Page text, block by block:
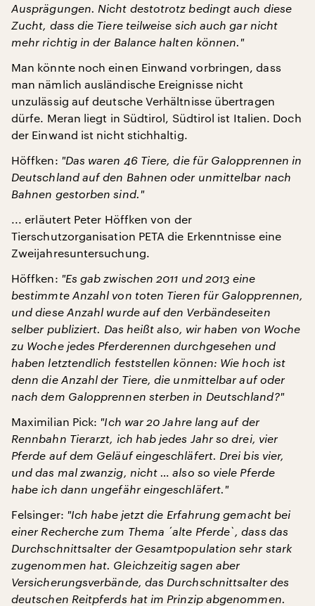
Ausprägungen. Nicht destotrotz bedingt auch diese
Zucht, dass die Tiere teilweise sich auch gar nicht
mehr richtig in der Balance halten können."
Man könnte noch einen Einwand vorbringen, dass
man nämlich ausländische Ereignisse nicht
unzulässig auf deutsche Verhältnisse übertragen
dürfe. Meran liegt in Südtirol, Südtirol ist Italien. Doch
der Einwand ist nicht stichhaltig.
Höffken: "Das waren 46 Tiere, die für Galopprennen in
Deutschland auf den Bahnen oder unmittelbar nach
Bahnen gestorben sind."
... erläutert Peter Höffken von der
Tierschutzorganisation PETA die Erkenntnisse eine
Zweijahresuntersuchung.
Höffken: "Es gab zwischen 2011 und 2013 eine
bestimmte Anzahl von toten Tieren für Galopprennen,
und diese Anzahl wurde auf den Verbändeseiten
selber publiziert. Das heißt also, wir haben von Woche
zu Woche jedes Pferderennen durchgesehen und
haben letztendlich feststellen können: Wie hoch ist
denn die Anzahl der Tiere, die unmittelbar auf oder
nach dem Galopprennen sterben in Deutschland?"
Maximilian Pick: "Ich war 20 Jahre lang auf der
Rennbahn Tierarzt, ich hab jedes Jahr so drei, vier
Pferde auf dem Geläuf eingeschläfert. Drei bis vier,
und das mal zwanzig, nicht … also so viele Pferde
habe ich dann ungefähr eingeschläfert."
Felsinger: "Ich habe jetzt die Erfahrung gemacht bei
einer Recherche zum Thema ´alte Pferde`, dass das
Durchschnittsalter der Gesamtpopulation sehr stark
zugenommen hat. Gleichzeitig sagen aber
Versicherungsverbände, das Durchschnittsalter des
deutschen Reitpferds hat im Prinzip abgenommen.